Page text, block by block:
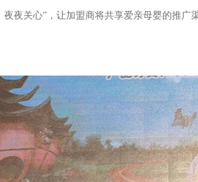
夜夜关心”，让加盟商将共享爱亲母婴的推